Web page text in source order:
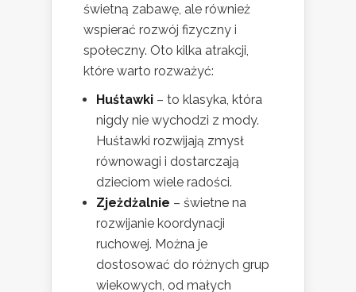
świetną zabawę, ale również
wspierać rozwój fizyczny i
społeczny. Oto kilka atrakcji,
które warto rozważyć:
Huśtawki – to klasyka, która
nigdy nie wychodzi z mody.
Huśtawki rozwijają zmysł
równowagi i dostarczają
dzieciom wiele radości.
Zjeżdżalnie – świetne na
rozwijanie koordynacji
ruchowej. Można je
dostosować do różnych grup
wiekowych, od małych